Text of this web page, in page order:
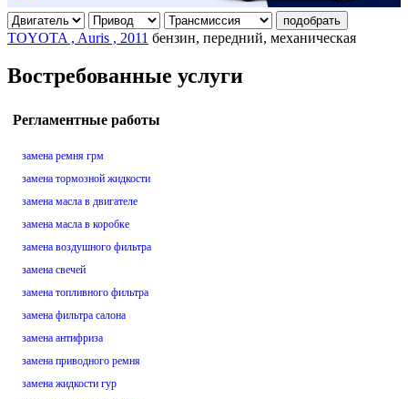
подобрать
TOYOTA , Auris , 2011 бензин, передний, механическая
Востребованные услуги
Регламентные работы
замена ремня грм
замена тормозной жидкости
замена масла в двигателе
замена масла в коробке
замена воздушного фильтра
замена свечей
замена топливного фильтра
замена фильтра салона
замена антифриза
замена приводного ремня
замена жидкости гур